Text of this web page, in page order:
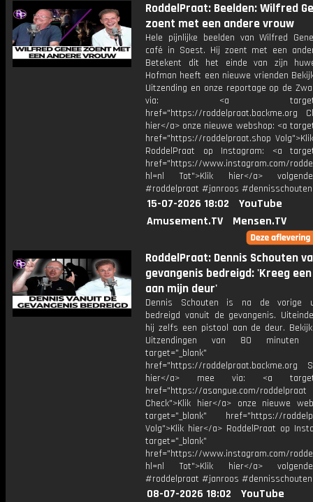
RoddelPraat: Beelden: Wilfred
zoent met een andere vrouw
Hele pijnlijke beelden van Wilfred
café in Soest. Hij zoent met een
Betekent dit het einde van zijn
Hofman heeft een nieuwe vrienden
Uitzending en onze reportage op de
via: <a
href="https://roddelpraat.backme.org
hier</a> onze nieuwe webshop: <a
href="https://roddelpraat.shop
RoddelPraat op Instagram: <a
href="https://www.instagram.com/
hl=nl Tot">Klik hier</a>
#roddelpraat #janroos #dennisschouten
15-07-2026 18:02
YouTube
Amusement.TV
Mensen.TV
RoddelPraat: Dennis Schouten
gevangenis bedreigd: 'Kreeg
aan mijn deur'
Dennis Schouten is na de vorige
bedreigd vanuit de gevangenis.
hij zelfs een pistool aan de deur.
Uitzendingen van 80
target="_blank"
href="https://roddelpraat.backme.org
hier</a> mee via: <a
href="https://asangue.com/roddelpraat
Check">Klik hier</a> onze nieuwe
target="_blank" href="https://
Volg">Klik hier</a> RoddelPraat op
target="_blank"
href="https://www.instagram.com/
hl=nl Tot">Klik hier</a>
#roddelpraat #janroos #dennisschouten
08-07-2026 18:02
YouTube